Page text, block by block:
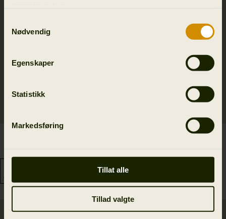
Nødvendig
Egenskaper
Statistikk
Markedsføring
Tillat alle
Tillad valgte